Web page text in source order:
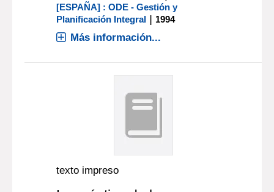
[ESPAÑA] : ODE - Gestión y
Planificación Integral | 1994
Más información...
texto impreso